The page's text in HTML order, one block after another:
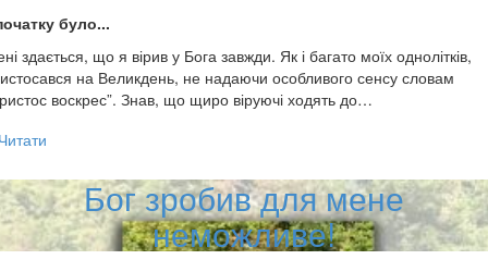
було...
здається, що я вірив у Бога завжди. Як і багато моїх однолітків,
на Великдень, не надаючи особливого сенсу словам
воскрес”. Знав, що щиро віруючі ходять до…
Бог зробив для мене
неможливе!